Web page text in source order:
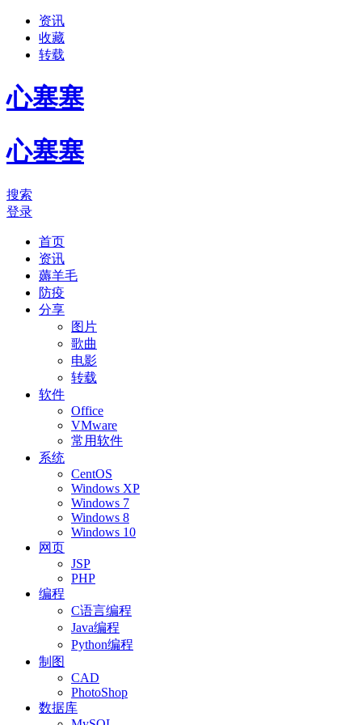
资讯
收藏
转载
心塞塞
心塞塞
搜索
登录
首页
资讯
薅羊毛
防疫
分享
图片
歌曲
电影
转载
软件
Office
VMware
常用软件
系统
CentOS
Windows XP
Windows 7
Windows 8
Windows 10
网页
JSP
PHP
编程
C语言编程
Java编程
Python编程
制图
CAD
PhotoShop
数据库